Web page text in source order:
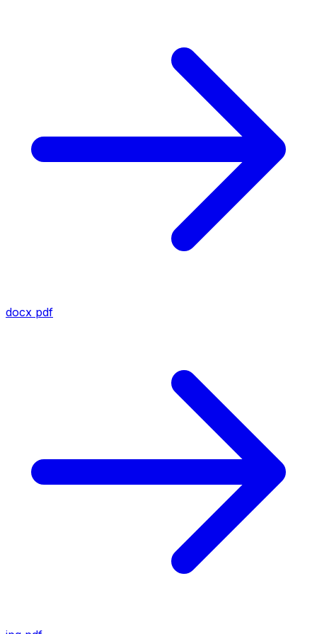
docx pdf